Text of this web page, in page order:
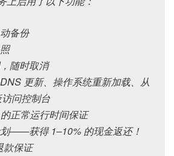
备份
随时取消
更新、操作系统重新加载、从
问控制台
正常运行时间保证
——获得 1–10% 的现金返还！
款保证